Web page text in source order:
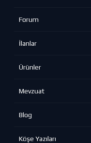
Forum
İlanlar
Ürünler
Mevzuat
Blog
Köşe Yazıları